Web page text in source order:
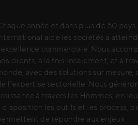
année et dans plus de 50
aide les sociétés à
commerciale. Nous
clients, à la fois localement, et à
avec des solutions sur mesure,
l’expertise sectorielle. Nous
à travers les Hommes, en
disposition les outils et les process,
de répondre aux enjeux